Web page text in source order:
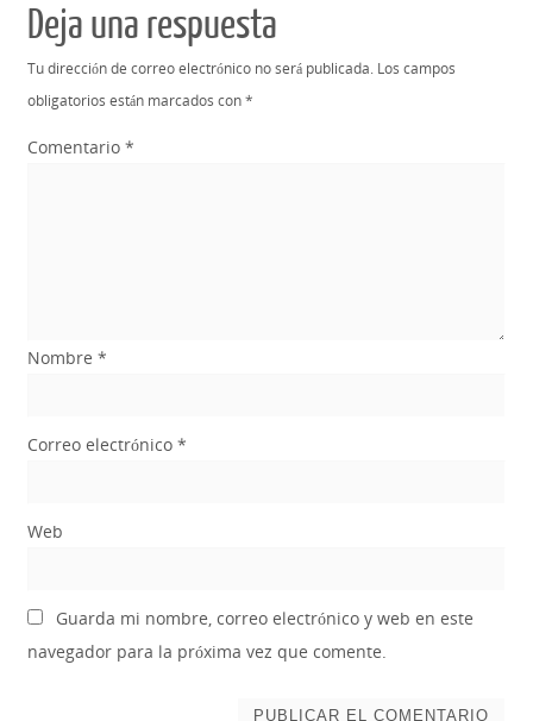
Deja una respuesta
Tu dirección de correo electrónico no será publicada. Los campos
obligatorios están marcados con*
Comentario *
Nombre *
Correo electrónico *
Web
Guarda mi nombre, correo electrónico y web en este
navegador para la próxima vez que comente.